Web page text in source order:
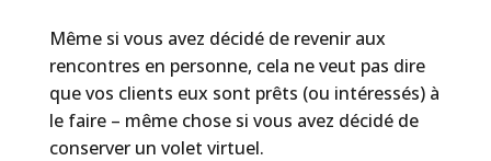
Même si vous avez décidé de revenir aux
rencontres en personne, cela ne veut pas dire
que vos clients eux sont prêts (ou intéressés) à
le faire – même chose si vous avez décidé de
conserver un volet virtuel.